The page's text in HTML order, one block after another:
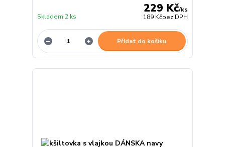
229 Kč/ks
189 Kčbez DPH
Skladem 2 ks
Přidat do košíku